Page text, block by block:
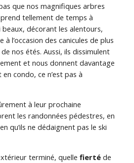
que nos magnifiques arbres
tellement de temps à
décorant les alentours,
à l’occasion des canicules de plus
nos étés. Aussi, ils dissimulent
et nous donnent davantage
condo, ce n’est pas à
à leur prochaine
les randonnées pédestres, en
qu’ils ne dédaignent pas le ski
terminé, quelle fiertéde